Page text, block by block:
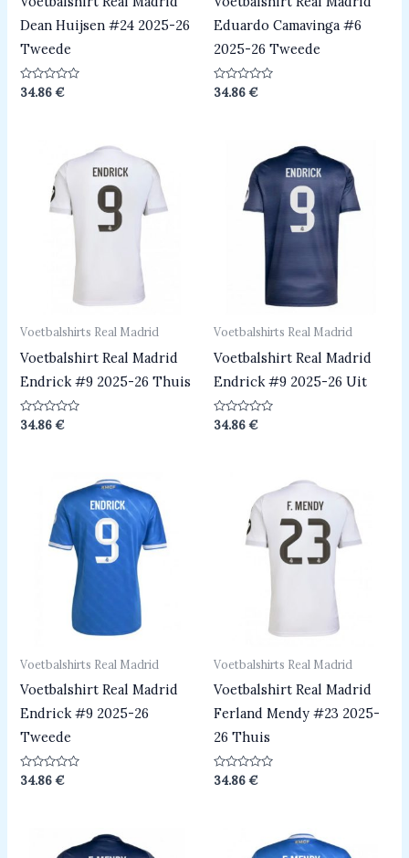
Dean Huijsen #24 2025-26
Tweede
Beoordeeld
34.86€
Eduardo Camavinga #6
2025-26 Tweede
Beoordeeld
34.86€
Voetbalshirts Real Madrid
Voetbalshirt Real Madrid
Endrick #9 2025-26 Thuis
Beoordeeld
0
34.86€
Voetbalshirts Real Madrid
Voetbalshirt Real Madrid
Endrick #9 2025-26 Uit
Beoordeeld
0
34.86€
Voetbalshirts Real Madrid
Voetbalshirt Real Madrid
Endrick #9 2025-26
Tweede
Beoordeeld
34.86€
Voetbalshirts Real Madrid
Voetbalshirt Real Madrid
Ferland Mendy #23 2025-
26 Thuis
Beoordeeld
34.86€